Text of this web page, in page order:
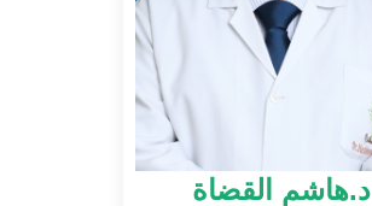
د.هاشم القضاة